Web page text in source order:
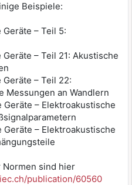
Beispiele:
– Teil 5:
– Teil 21: Akustische
– Teil 22:
Messungen an Wandlern
– Elektroakustische
– Elektroakustische
sind hier
publication/60560